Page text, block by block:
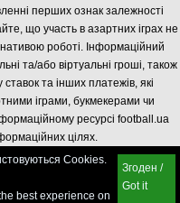
перших ознак залежності
що участь в азартних іграх не
роботі. Інформаційний
та/або віртуальні гроші, також
та інших платежів, які
іграми, букмекерами чи
ресурсі football.ua
цілях.
Cookies.
best experience on
Згоден /
Got it